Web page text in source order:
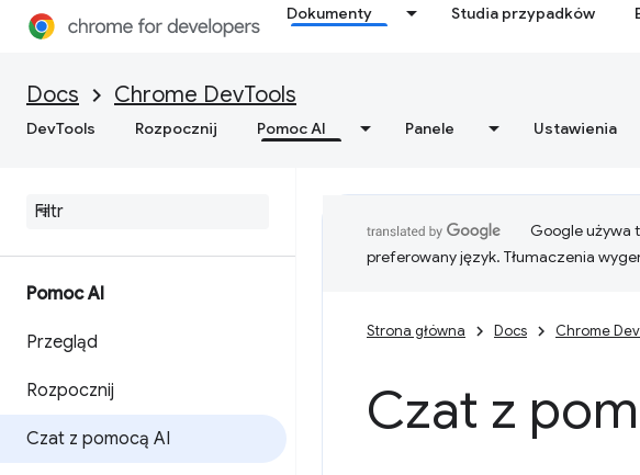
Dokumenty Studia przypadków
Docs Chrome DevTools
DevTools Rozpocznij Pomoc AI Panele Ustawienia
Pomoc AI
Przegląd
Rozpocznij
Czat z pomocą AI
Google używa
preferowany język. Tłumaczenia
Strona główna Docs Chrome
Czat z